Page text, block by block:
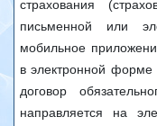
страхования
письменной или
мобильное
в электронной
договор
направляется на